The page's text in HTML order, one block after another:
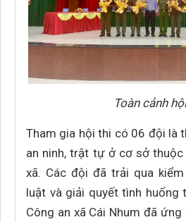
Toàn cảnh
Tham gia hội thi có 06 đội là
an ninh, trật tự ở cơ sở
xã. Các đội đã trải qua
luật và giải quyết tình huống
Công an xã Cái Nhum đã